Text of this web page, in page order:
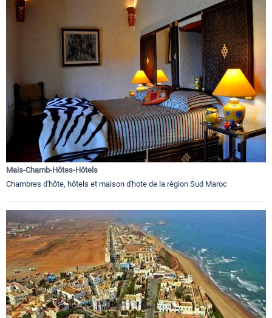
Mais-Chamb-Hôtes-Hôtels
Chambres d'hôte, hôtels et maison d'hote de la région Sud Maroc